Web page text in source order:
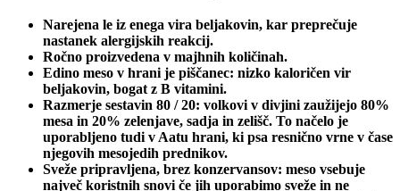
Narejena le iz enega vira beljakovin, kar preprečuje
nastanek alergijskih reakcij.
Ročno proizvedena v majhnih količinah.
Edino meso v hrani je piščanec: nizko kaloričen vir
beljakovin, bogat z B vitamini.
Razmerje sestavin 80 / 20: volkovi v divjini zaužijejo 80%
mesa in 20% zelenjave, sadja in zelišč. To načelo je
uporabljeno tudi v Aatu hrani, ki psa resnično vrne v čase
njegovih mesojedih prednikov.
Sveže pripravljena, brez konzervansov: meso vsebuje
največ koristnih snovi če jih uporabimo sveže in ne